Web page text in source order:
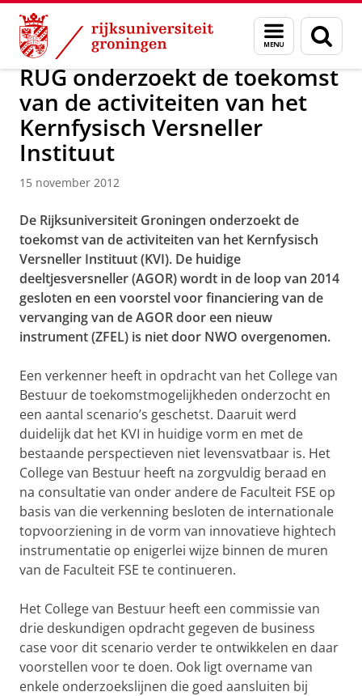
Skip
Content
Skip
Navigation
Menu
en
zoeken
Over ons Actueel Nieuws Nieuwsberichten
RUG onderzoekt de toekomst
van de activiteiten van het
Kernfysisch Versneller
Instituut
15 november 2012
De Rijksuniversiteit Groningen onderzoekt de
toekomst van de activiteiten van het Kernfysisch
Versneller Instituut (KVI). De huidige
deeltjesversneller (AGOR) wordt in de loop van 2014
gesloten en een voorstel voor financiering van de
vervanging van de AGOR door een nieuw
instrument (ZFEL) is niet door NWO overgenomen.
Een verkenner heeft in opdracht van het College van
Bestuur de toekomstmogelijkheden onderzocht en
een aantal scenario’s geschetst. Daaruit werd
duidelijk dat het KVI in huidige vorm en met de
bestaande perspectieven niet levensvatbaar is. Het
College van Bestuur heeft na zorgvuldig beraad en
na consultatie van onder andere de Faculteit FSE op
basis van die verkenning besloten de internationale
topvoorziening in de vorm van innovatieve hightech
instrumentatie op enigerlei wijze binnen de muren
van de Faculteit FSE te continueren.
Het College van Bestuur heeft een commissie van
drie deskundigen opdracht gegeven de business
case voor dit scenario verder te ontwikkelen en daar
voorstellen voor te doen. Ook ligt overname van
enkele onderzoekslijnen die goed aansluiten bij